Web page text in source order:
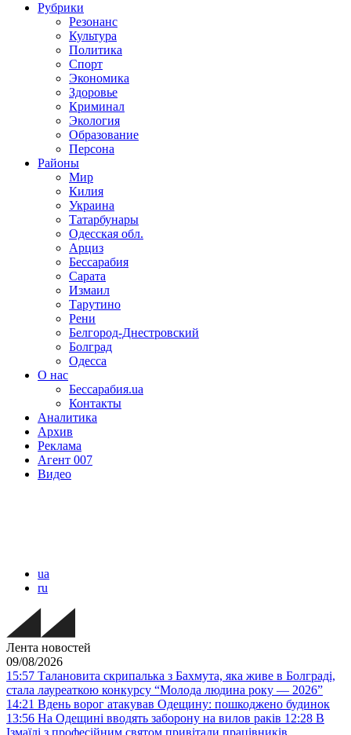
Рубрики
Резонанс
Культура
Политика
Спорт
Экономика
Здоровье
Криминал
Экология
Образование
Персона
Районы
Мир
Килия
Украина
Татарбунары
Одесская обл.
Арциз
Бессарабия
Сарата
Измаил
Тарутино
Рени
Белгород-Днестровский
Болград
Одесса
О нас
Бессарабия.ua
Контакты
Аналитика
Архив
Реклама
Агент 007
Видео
ua
ru
Лента новостей
09/08/2026
15:57 Талановита скрипалька з Бахмута, яка живе в Болграді,
стала лауреаткою конкурсу “Молода людина року — 2026”
14:21 Вдень ворог атакував Одещину: пошкоджено будинок
13:56 На Одещині вводять заборону на вилов раків 12:28 В
Ізмаїлі з професійним святом привітали працівників